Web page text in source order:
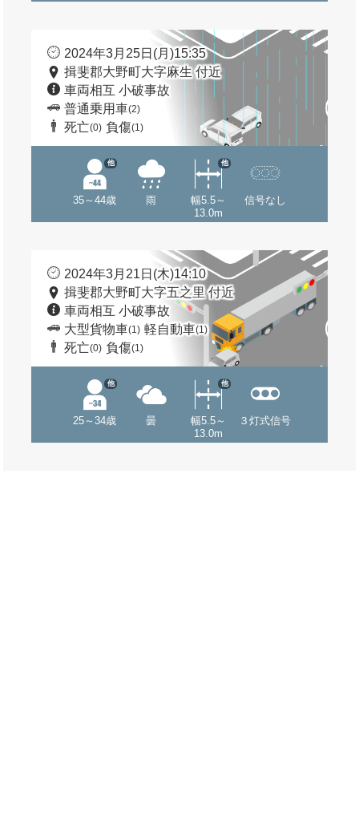
2024年3月25日(月)15:35
揖斐郡大野町大字麻生 付近
車両相互 小破事故
普通乗用車(2)
死亡(0) 負傷(1)
35～44歳
他
雨
幅5.5～
13.0m
他
信号なし
2024年3月21日(木)14:10
揖斐郡大野町大字五之里 付近
車両相互 小破事故
大型貨物車(1) 軽自動車(1)
死亡(0) 負傷(1)
25～34歳
他
曇
幅5.5～
13.0m
他
３灯式信号